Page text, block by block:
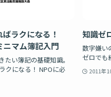
ラクになる！
ニマム簿記入門
たい簿記の基礎知識。
クになる！ NPOに必
知識ゼ
数字嫌い
ゼロでも
2011年